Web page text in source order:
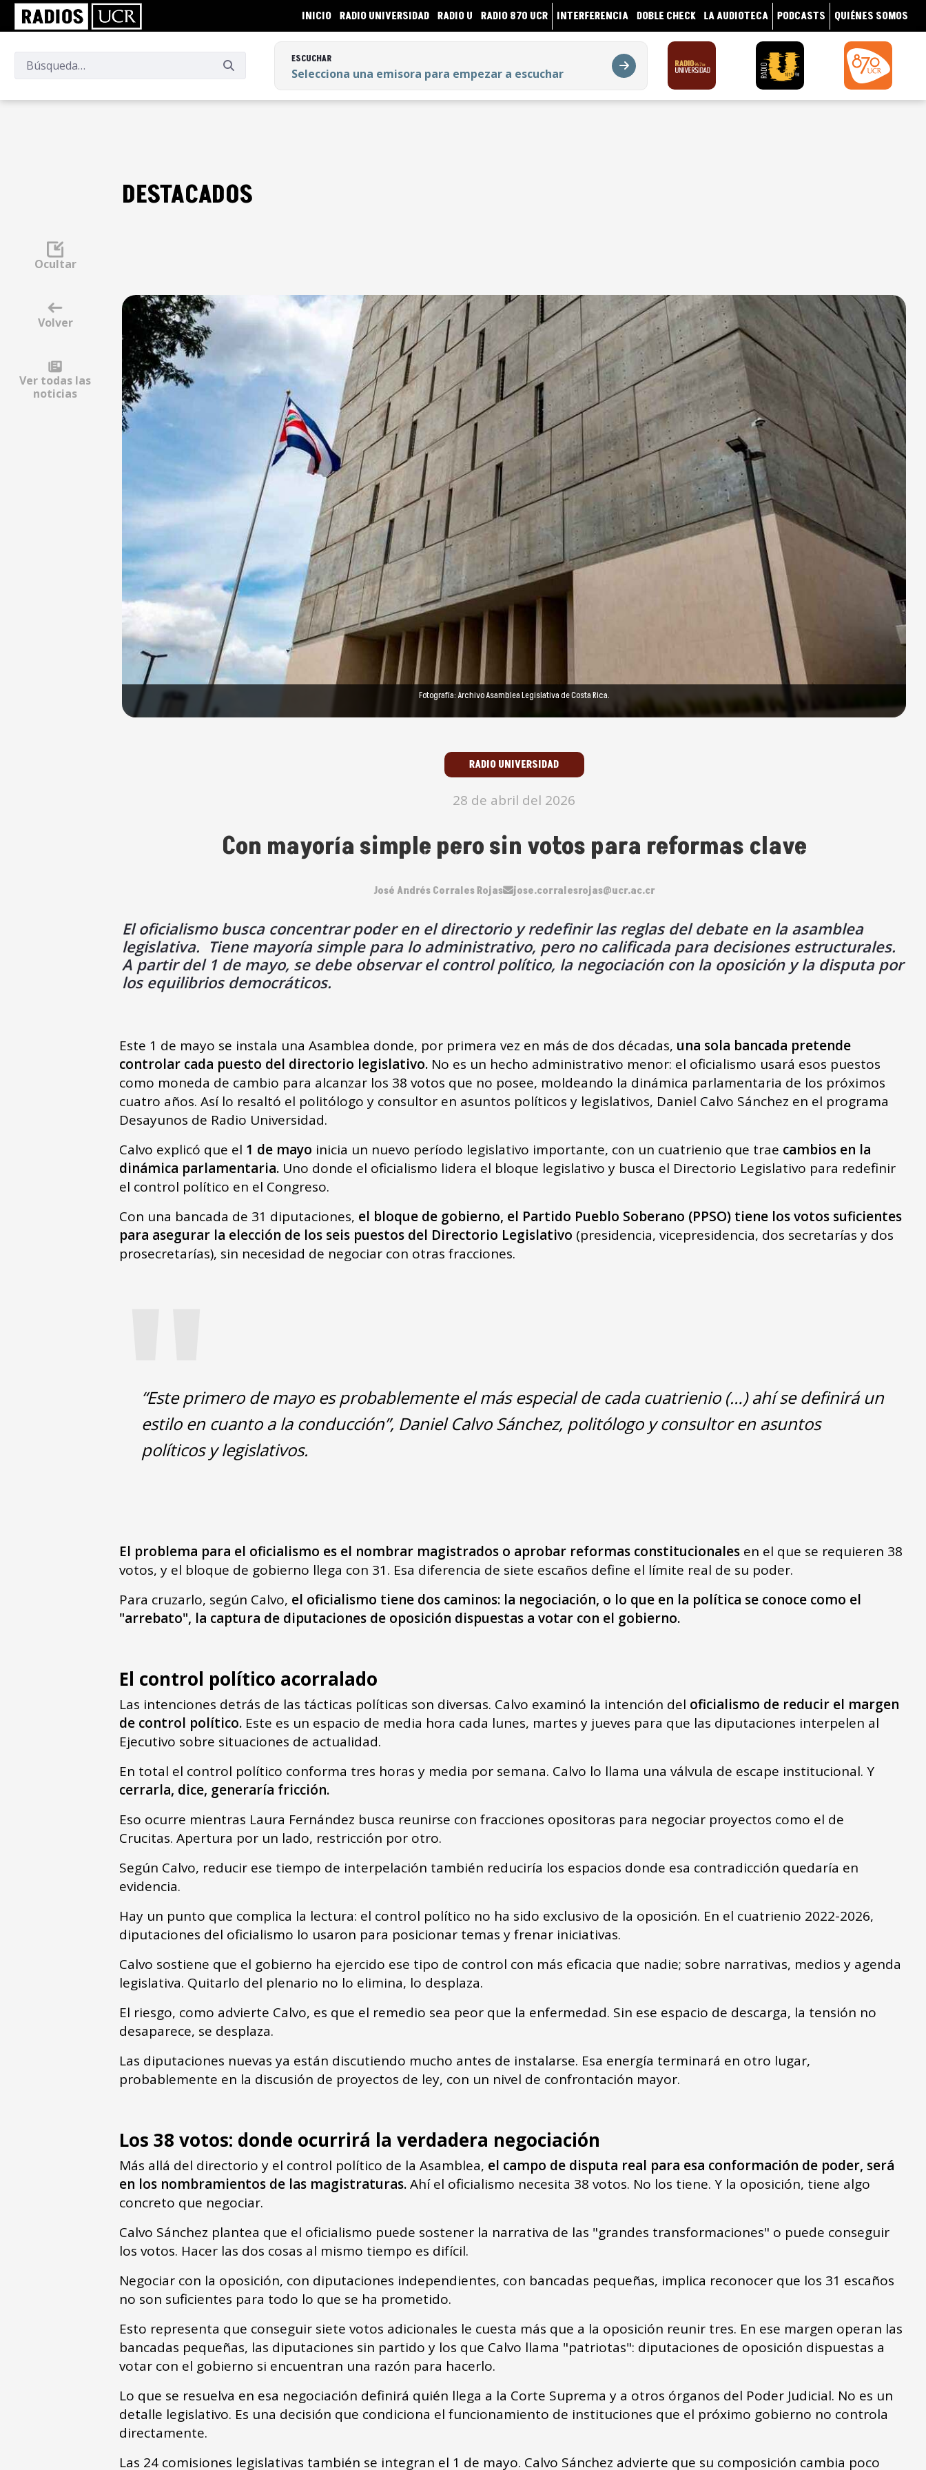
INICIO RADIO UNIVERSIDAD RADIO U RADIO 870 UCR INTERFERENCIA DOBLE CHECK LA AUDIOTECA PODCASTS QUIÉNES SOMOS
ESCUCHAR
Selecciona una emisora para empezar a escuchar
Selecciona una emisora para empezar a escuchar
Ocultar
Volver
Ver todas las
noticias
DESTACADOS
Fotografía: Archivo Asamblea Legislativa de Costa Rica.
RADIO UNIVERSIDAD
28 de abril del 2026
Con mayoría simple pero sin votos para reformas clave
José Andrés Corrales Rojas jose.corralesrojas@ucr.ac.cr
El oficialismo busca concentrar poder en el directorio y redefinir las reglas del debate en la asamblea
legislativa. Tiene mayoría simple para lo administrativo, pero no calificada para decisiones estructurales.
A partir del 1 de mayo, se debe observar el control político, la negociación con la oposición y la disputa por
los equilibrios democráticos.
Este 1 de mayo se instala una Asamblea donde, por primera vez en más de dos décadas, una sola bancada pretende
controlar cada puesto del directorio legislativo. No es un hecho administrativo menor: el oficialismo usará esos puestos
como moneda de cambio para alcanzar los 38 votos que no posee, moldeando la dinámica parlamentaria de los próximos
cuatro años. Así lo resaltó el politólogo y consultor en asuntos políticos y legislativos, Daniel Calvo Sánchez en el programa
Desayunos de Radio Universidad.
Calvo explicó que el 1 de mayo inicia un nuevo período legislativo importante, con un cuatrienio que trae cambios en la
dinámica parlamentaria. Uno donde el oficialismo lidera el bloque legislativo y busca el Directorio Legislativo para redefinir
el control político en el Congreso.
Con una bancada de 31 diputaciones, el bloque de gobierno, el Partido Pueblo Soberano (PPSO) tiene los votos suficientes
para asegurar la elección de los seis puestos del Directorio Legislativo (presidencia, vicepresidencia, dos secretarías y dos
prosecretarías), sin necesidad de negociar con otras fracciones.
"
“Este primero de mayo es probablemente el más especial de cada cuatrienio (…) ahí se definirá un
estilo en cuanto a la conducción”, Daniel Calvo Sánchez, politólogo y consultor en asuntos
políticos y legislativos.
El problema para el oficialismo es el nombrar magistrados o aprobar reformas constitucionales en el que se requieren 38
votos, y el bloque de gobierno llega con 31. Esa diferencia de siete escaños define el límite real de su poder.
Para cruzarlo, según Calvo, el oficialismo tiene dos caminos: la negociación, o lo que en la política se conoce como el
"arrebato", la captura de diputaciones de oposición dispuestas a votar con el gobierno.
El control político acorralado
Las intenciones detrás de las tácticas políticas son diversas. Calvo examinó la intención del oficialismo de reducir el margen
de control político. Este es un espacio de media hora cada lunes, martes y jueves para que las diputaciones interpelen al
Ejecutivo sobre situaciones de actualidad.
En total el control político conforma tres horas y media por semana. Calvo lo llama una válvula de escape institucional. Y
cerrarla, dice, generaría fricción.
Eso ocurre mientras Laura Fernández busca reunirse con fracciones opositoras para negociar proyectos como el de
Crucitas. Apertura por un lado, restricción por otro.
Según Calvo, reducir ese tiempo de interpelación también reduciría los espacios donde esa contradicción quedaría en
evidencia.
Hay un punto que complica la lectura: el control político no ha sido exclusivo de la oposición. En el cuatrienio 2022-2026,
diputaciones del oficialismo lo usaron para posicionar temas y frenar iniciativas.
Calvo sostiene que el gobierno ha ejercido ese tipo de control con más eficacia que nadie; sobre narrativas, medios y agenda
legislativa. Quitarlo del plenario no lo elimina, lo desplaza.
El riesgo, como advierte Calvo, es que el remedio sea peor que la enfermedad. Sin ese espacio de descarga, la tensión no
desaparece, se desplaza.
Las diputaciones nuevas ya están discutiendo mucho antes de instalarse. Esa energía terminará en otro lugar,
probablemente en la discusión de proyectos de ley, con un nivel de confrontación mayor.
Los 38 votos: donde ocurrirá la verdadera negociación
Más allá del directorio y el control político de la Asamblea, el campo de disputa real para esa conformación de poder, será
en los nombramientos de las magistraturas.Ahí el oficialismo necesita 38 votos. No los tiene. Y la oposición, tiene algo
concreto que negociar.
Calvo Sánchez plantea que el oficialismo puede sostener la narrativa de las "grandes transformaciones" o puede conseguir
los votos. Hacer las dos cosas al mismo tiempo es difícil.
Negociar con la oposición, con diputaciones independientes, con bancadas pequeñas, implica reconocer que los 31 escaños
no son suficientes para todo lo que se ha prometido.
Esto representa que conseguir siete votos adicionales le cuesta más que a la oposición reunir tres. En ese margen operan las
bancadas pequeñas, las diputaciones sin partido y los que Calvo llama "patriotas": diputaciones de oposición dispuestas a
votar con el gobierno si encuentran una razón para hacerlo.
Lo que se resuelva en esa negociación definirá quién llega a la Corte Suprema y a otros órganos del Poder Judicial. No es un
detalle legislativo. Es una decisión que condiciona el funcionamiento de instituciones que el próximo gobierno no controla
directamente.
Las 24 comisiones legislativas también se integran el 1 de mayo. Calvo Sánchez advierte que su composición cambia poco